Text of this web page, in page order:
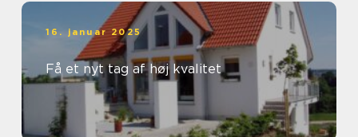
16. januar 2025
Få et nyt tag af høj kvalitet